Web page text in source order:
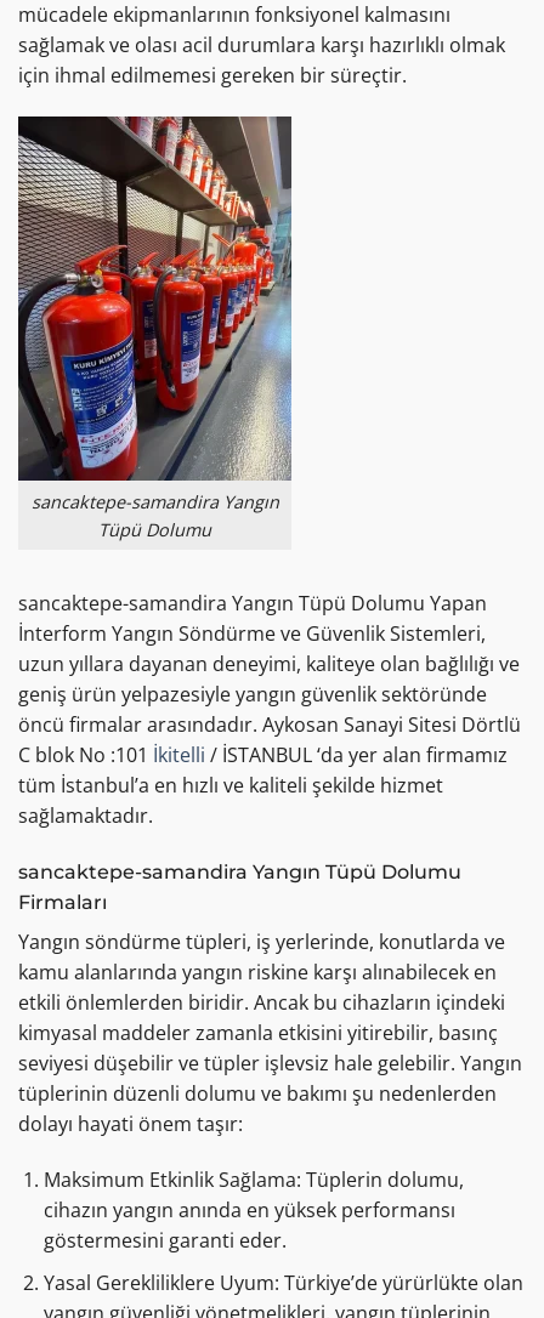
mücadele ekipmanlarının fonksiyonel kalmasını
sağlamak ve olası acil durumlara karşı hazırlıklı olmak
için ihmal edilmemesi gereken bir süreçtir.
sancaktepe-samandira Yangın
Tüpü Dolumu
sancaktepe-samandira Yangın Tüpü Dolumu Yapan
İnterform Yangın Söndürme ve Güvenlik Sistemleri,
uzun yıllara dayanan deneyimi, kaliteye olan bağlılığı ve
geniş ürün yelpazesiyle yangın güvenlik sektöründe
öncü firmalar arasındadır. Aykosan Sanayi Sitesi Dörtlü
C blok No :101 İkitelli / İSTANBUL ‘da yer alan firmamız
tüm İstanbul’a en hızlı ve kaliteli şekilde hizmet
sağlamaktadır.
sancaktepe-samandira Yangın Tüpü Dolumu
Firmaları
Yangın söndürme tüpleri, iş yerlerinde, konutlarda ve
kamu alanlarında yangın riskine karşı alınabilecek en
etkili önlemlerden biridir. Ancak bu cihazların içindeki
kimyasal maddeler zamanla etkisini yitirebilir, basınç
seviyesi düşebilir ve tüpler işlevsiz hale gelebilir. Yangın
tüplerinin düzenli dolumu ve bakımı şu nedenlerden
dolayı hayati önem taşır:
Maksimum Etkinlik Sağlama: Tüplerin dolumu,
cihazın yangın anında en yüksek performansı
göstermesini garanti eder.
Yasal Gerekliliklere Uyum: Türkiye’de yürürlükte olan